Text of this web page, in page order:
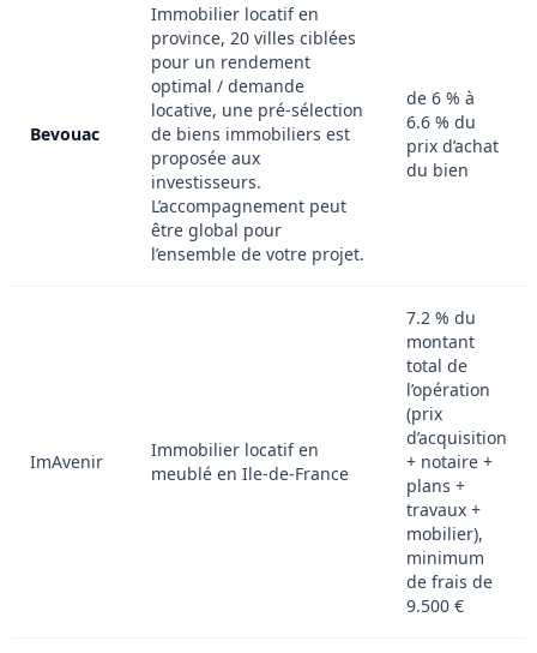
Bevouac
Immobilier locatif en
province, 20 villes ciblées
pour un rendement
optimal / demande
locative, une pré-sélection
de biens immobiliers est
proposée aux
investisseurs.
L’accompagnement peut
être global pour
l’ensemble de votre projet.
de 6 % à
6.6 % du
prix d’achat
du bien
ImAvenir
Immobilier locatif en
meublé en Ile-de-France
7.2 % du
montant
total de
l’opération
(prix
d’acquisition
+ notaire +
plans +
travaux +
mobilier),
minimum
de frais de
9.500 €